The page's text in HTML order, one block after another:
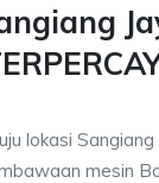
lokasi Sangiang
mesin